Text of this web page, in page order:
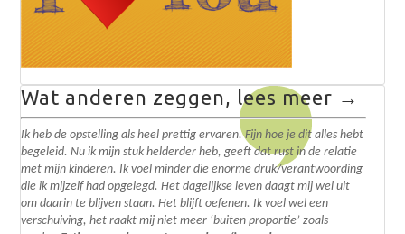
Wat anderen zeggen, lees meer →
Ik heb de opstelling als heel prettig ervaren. Fijn hoe je dit alles hebt
begeleid. Nu ik mijn stuk helderder heb, geeft dat rust in de relatie
met mijn kinderen. Ik voel minder die enorme druk/verantwoording
die ik mijzelf had opgelegd.Het dagelijkse leven daagt mij wel uit
om daarin te blijven staan. Het blijft oefenen. Ik voel wel een
verschuiving, het raakt mij niet meer ‘buiten proportie’ zoals